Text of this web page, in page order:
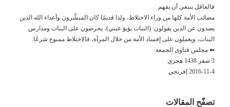
فالعاقل ينبغي أن يفهم.
مصائب الأمة كلها من وراء الاختلاط، ولذا قديمًا كان المبشِّرون وأعداء الله الذين
يصدون عن الدين يقولون: (البنات بؤبؤ عيني)، يحرصون على البنات ومدارس
البنات، ويعملون على إفساد الأمة من خلال المرأة، فالاختلاط ممنوع شرعًا.
⬅ مجلس فتاوى الجمعة
3 صفر 1438 هجري
2016-11-4 إفرنجي
تصفّح المقالات